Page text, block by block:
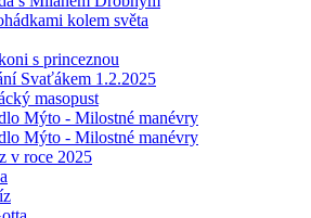
kolem světa
s princeznou
Svaťákem 1.2.2025
masopust
Mýto - Milostné manévry
Mýto - Milostné manévry
v roce 2025